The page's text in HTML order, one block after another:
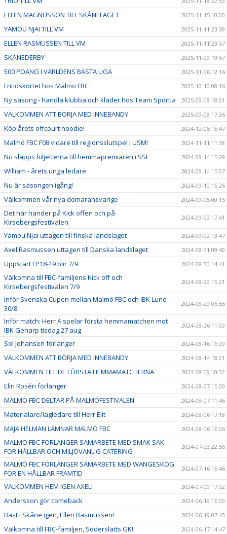
ELLEN MAGNUSSON TILL SKÅNELAGET 2025-11-15 10:00
YAMOU NJAI TILL VM 2025-11-11 23:59
ELLEN RASMUSSEN TILL VM 2025-11-11 23:57
SKÅNEDERBY 2025-11-09 19:57
500 POÄNG I VÄRLDENS BÄSTA LIGA 2025-11-06 12:16
Fritidskortet hos Malmö FBC 2025-10-10 08:16
Ny säsong - handla klubba och kläder hos Team Sportia 2025-09-08 18:01
VÄLKOMMEN ATT BÖRJA MED INNEBANDY 2025-09-08 17:36
Köp årets offcourt hoodie! 2024-12-05 15:47
Malmö FBC F08 vidare till regionsslutspel i USM! 2024-11-11 11:38
Nu släpps biljetterna till hemmapremiären i SSL 2024-09-14 15:09
William - årets unga ledare 2024-09-14 15:07
Nu är säsongen igång! 2024-09-10 15:26
Välkommen vår nya domaransvarige 2024-09-05 00:15
Det här händer på Kick offen och på
Kirsebergsfestivalen
2024-09-03 17:41
Yamou Njai uttagen till finska landslaget 2024-09-02 13:47
Axel Rasmussen uttagen till Danska landslaget 2024-08-31 09:40
Uppstart FP18-19 blir 7/9 2024-08-30 14:41
Välkomna till FBC-familjens Kick off och
Kirsebergsfestivalen 7/9
2024-08-29 15:21
Inför Svenska Cupen mellan Malmö FBC och IBK Lund
30/8
2024-08-29 06:55
Inför match: Herr A spelar första hemmamatchen mot
IBK Genarp tisdag 27 aug
2024-08-26 11:33
Sol Johansen förlänger 2024-08-16 16:00
VÄLKOMMEN ATT BÖRJA MED INNEBANDY 2024-08-14 18:01
VÄLKOMMEN TILL DE FÖRSTA HEMMAMATCHERNA 2024-08-09 10:32
Elin Rosén förlänger 2024-08-07 15:00
MALMÖ FBC DELTAR PÅ MALMÖFESTIVALEN 2024-08-07 11:46
Materialare/lagledare till Herr Elit 2024-08-06 17:18
MAJA HELMAN LÄMNAR MALMÖ FBC 2024-08-06 16:06
MALMÖ FBC FÖRLÄNGER SAMARBETE MED SMAK SAK
FÖR HÅLLBAR OCH MILJÖVÄNLIG CATERING
2024-07-23 22:55
MALMÖ FBC FÖRLÄNGER SAMARBETE MED WANGESKOG
FÖR EN HÅLLBAR FRAMTID
2024-07-16 15:46
VÄLKOMMEN HEM IGEN AXEL! 2024-07-09 17:02
Andersson gör comeback 2024-06-19 16:00
Bäst i Skåne igen, Ellen Rasmussen! 2024-06-19 07:43
Välkomna till FBC-familjen, Söderslätts GK! 2024-06-17 14:47